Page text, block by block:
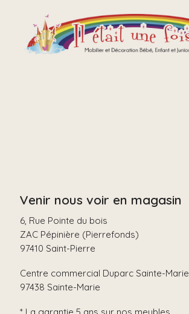
Venir nous voir en magasin
6, Rue Pointe du bois
ZAC Pépinière (Pierrefonds)
97410 Saint-Pierre
Centre commercial Duparc Sainte-Marie
97438 Sainte-Marie